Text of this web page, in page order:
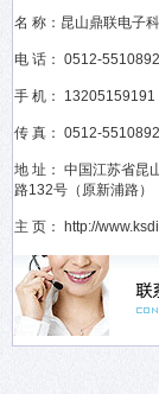
名 称：昆山鼎联电子
电 话： 0512-
手 机： 13205159191
传 真： 0512-
地 址： 中国江苏省昆
路132号（原新浦路）
主 页： http://